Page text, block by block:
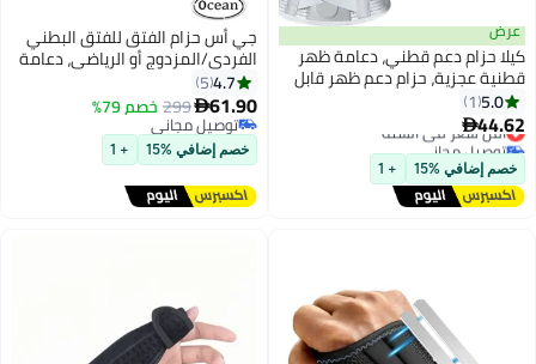
عرض
كيلا حزام دعم قطني، دعامة ظهر
قطنية عجزية، حزام دعم ظهر قابل
للتهوية، لتخفيف آلام أسفل الظهر،
مُدفأ ومُشد للانزلاق الغضروفي،
وعرق النسا، والجنف (متوسط)
5.0
1
44.62
أقل سعر في السنة
توصيل مجاني
أقل سعر في السنة
خصم إضافي %15 + 1
جي أس حزام الفتق للفتق البطني
الفردي/المزدوج أو الرياضي، دعامة
دعم الفتق للرجال والنساء حزام
الإنعاش الإغاثة من الألم مع وسادتي
ضغط قابلتين للإزاحة مادة مريحة
(أسود، L)
4.7
5
61.90
299 خصم 79%
توصيل مجاني
توصيل مجاني
خصم إضافي %15 + 1